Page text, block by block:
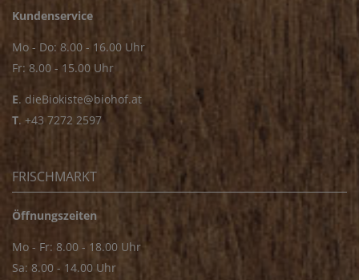
Kundenservice
Mo - Do: 8.00 - 16.00 Uhr
Fr: 8.00 - 15.00 Uhr
E. dieBiokiste@biohof.at
T. +43 7272 2597
FRISCHMARKT
Öffnungszeiten
Mo - Fr: 8.00 - 18.00 Uhr
Sa: 8.00 - 14.00 Uhr